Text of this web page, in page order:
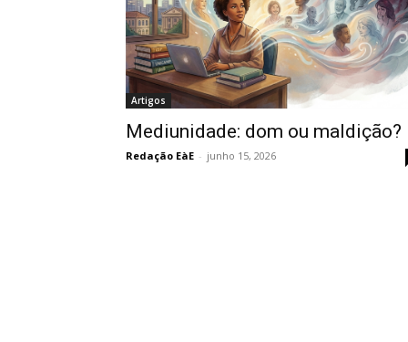
Artigos
Mediunidade: dom ou maldição?
Redação EàE - junho 15, 2026